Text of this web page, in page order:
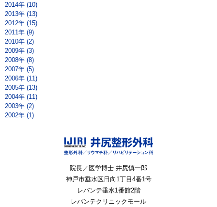
2014年 (10)
2013年 (13)
2012年 (15)
2011年 (9)
2010年 (2)
2009年 (3)
2008年 (8)
2007年 (5)
2006年 (11)
2005年 (13)
2004年 (11)
2003年 (2)
2002年 (1)
院長／医学博士 井尻慎一郎
神戸市垂水区日向1丁目4番1号
レバンテ垂水1番館2階
レバンテクリニックモール